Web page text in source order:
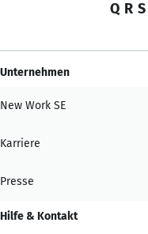
Q R S
Unternehmen
New Work SE
Karriere
Presse
Hilfe & Kontakt